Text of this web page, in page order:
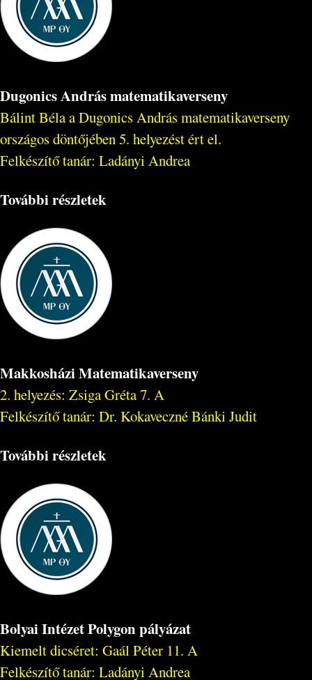
Dugonics András matematikaverseny
Bálint Béla a Dugonics András matematikaverseny
országos döntőjében 5. helyezést ért el.
Felkészítő tanár: Ladányi Andrea
További részletek
Makkosházi Matematikaverseny
2. helyezés: Zsiga Gréta 7. A
Felkészítő tanár: Dr. Kokaveczné Bánki Judit
További részletek
Bolyai Intézet Polygon pályázat
Kiemelt dicséret: Gaál Péter 11. A
Felkészítő tanár: Ladányi Andrea